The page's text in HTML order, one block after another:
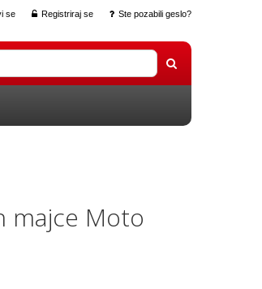
se Registriraj se Ste pozabili geslo?
majce Moto